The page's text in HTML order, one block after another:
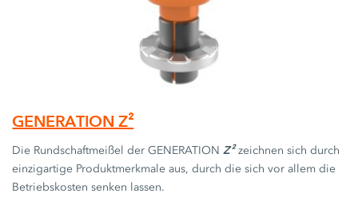
GENERATION Z²
Die Rundschaftmeißel der GENERATIONZ²zeichnen sich durch
einzigartige Produktmerkmale aus, durch die sich vor allem die
Betriebskosten senken lassen.